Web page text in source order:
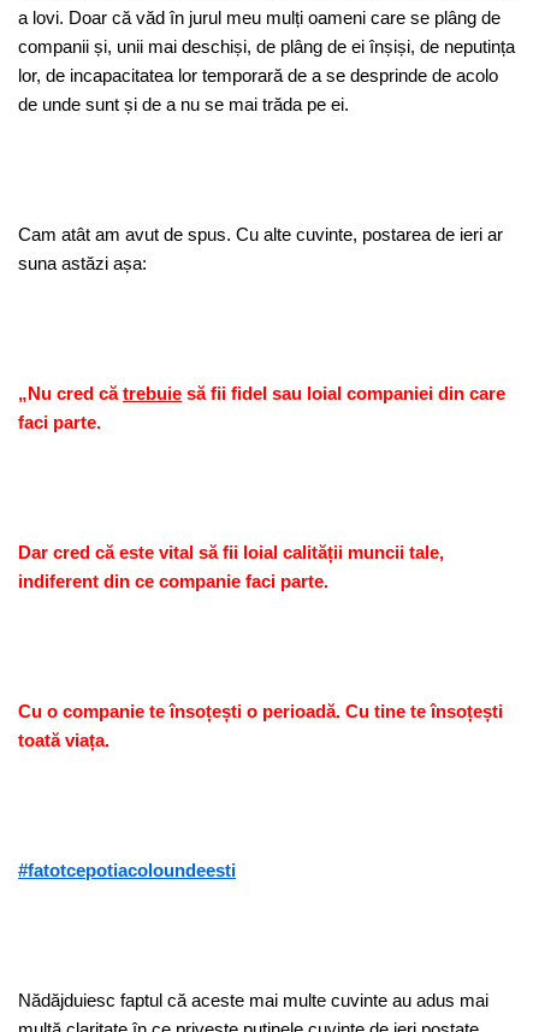
a lovi. Doar că văd în jurul meu mulți oameni care se plâng de
companii și, unii mai deschiși, de plâng de ei înșiși, de neputința
lor, de incapacitatea lor temporară de a se desprinde de acolo
de unde sunt și de a nu se mai trăda pe ei.
Cam atât am avut de spus. Cu alte cuvinte, postarea de ieri ar
suna astăzi așa:
„Nu cred cătrebuie să fii fidel sau loial companiei din care
faci parte.
Dar cred că este vital să fii loial calității muncii tale,
indiferent din ce companie faci parte.
Cu o companie te însoțești o perioadă. Cu tine te însoțești
toată viața.
#fatotcepotiacoloundeesti
Nădăjduiesc faptul că aceste mai multe cuvinte au adus mai